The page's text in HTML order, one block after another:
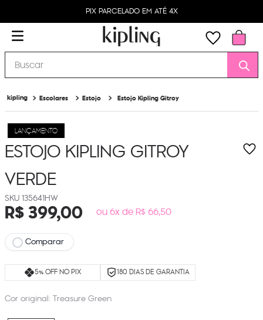
PIX PARCELADO EM ATÉ 4X
Buscar
Escolares Estojo Estojo Kipling Gitroy
LANÇAMENTO
ESTOJO KIPLING GITROY
VERDE
135641HW
R$399,00 ou 6x de R$ 66,50
Comparar
5% OFF NO PIX 180 DIAS DE GARANTIA
Cor original: Treasure Green